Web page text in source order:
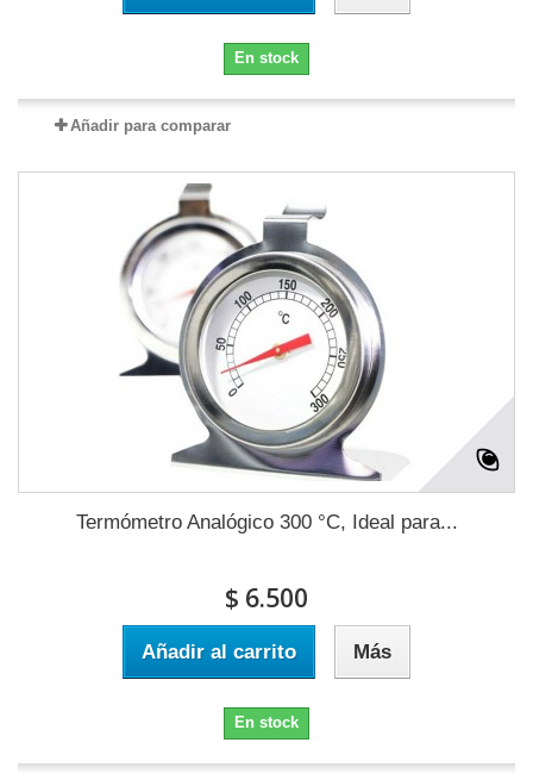
En stock
Añadir para comparar
Termómetro Analógico 300 °C, Ideal para...
$ 6.500
Añadir al carrito Más
En stock